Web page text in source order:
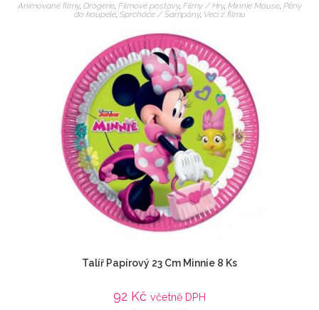
Animované filmy, Drogerie, Filmové postavy, Filmy / Hry, Minnie Mouse, Pěny
do koupele, Sprcháče / Šampóny, Veci z filmu
Talíř Papírový 23 Cm Minnie 8 Ks
92 Kč včetně DPH